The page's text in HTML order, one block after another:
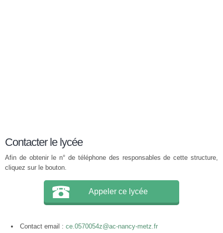
Contacter le lycée
Afin de obtenir le n° de téléphone des responsables de cette structure,
cliquez sur le bouton.
Appeler ce lycée
Contact email : ce.0570054z@ac-nancy-metz.fr